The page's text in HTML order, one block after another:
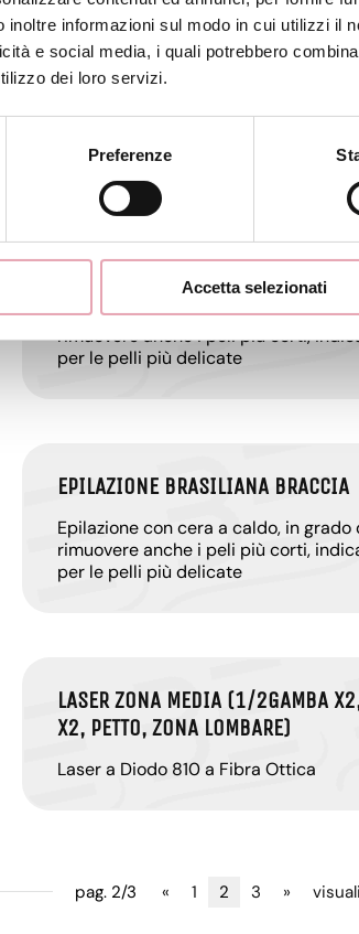
inoltre informazioni sul modo in cui utilizzi il
e social media, i quali potrebbero
dei loro servizi.
Preferenze
Accetta selezionati
Epilazione enzimatica
Epilazione con cera a caldo, in grado
rimuovere anche i peli più corti,
per le pelli più delicate
EPILAZIONE BRASILIANA BRACCIA
Epilazione con cera a caldo, in grado
rimuovere anche i peli più corti,
per le pelli più delicate
LASER ZONA MEDIA (1/2GAMBA
X2, PETTO, ZONA LOMBARE)
Laser a Diodo 810 a Fibra Ottica
pag. 2/3 « 1 2 3 »